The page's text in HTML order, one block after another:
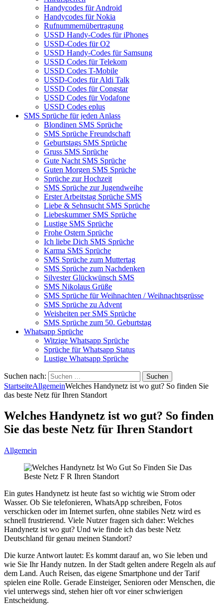
Handycodes für Android
Handycodes für Nokia
Rufnummernübertragung
USSD Handy-Codes für iPhones
USSD-Codes für O2
USSD Handy-Codes für Samsung
USSD Codes für Telekom
USSD Codes T-Mobile
USSD-Codes für Aldi Talk
USSD Codes für Congstar
USSD Codes für Vodafone
USSD Codes eplus
SMS Sprüche für jeden Anlass
Blondinen SMS Sprüche
SMS Sprüche Freundschaft
Geburtstags SMS Sprüche
Gruss SMS Sprüche
Gute Nacht SMS Sprüche
Guten Morgen SMS Sprüche
Sprüche zur Hochzeit
SMS Sprüche zur Jugendweihe
Erster Arbeitstag Sprüche SMS
Liebe & Sehnsucht SMS Sprüche
Liebeskummer SMS Sprüche
Lustige SMS Sprüche
Frohe Ostern Sprüche
Ich liebe Dich SMS Sprüche
Karma SMS Sprüche
SMS Sprüche zum Muttertag
SMS Sprüche zum Nachdenken
Silvester Glückwünsch SMS
SMS Nikolaus Grüße
SMS Sprüche für Weihnachten / Weihnachtsgrüsse
SMS Sprüche zu Advent
Weisheiten per SMS Sprüche
SMS Sprüche zum 50. Geburtstag
Whatsapp Sprüche
Witzige Whatsapp Sprüche
Sprüche für Whatsapp Status
Lustige Whatsapp Sprüche
Suchen nach:
StartseiteAllgemeinWelches Handynetz ist wo gut? So finden Sie
das beste Netz für Ihren Standort
Welches Handynetz ist wo gut? So finden
Sie das beste Netz für Ihren Standort
Allgemein
Ein gutes Handynetz ist heute fast so wichtig wie Strom oder
Wasser. Ob Sie telefonieren, WhatsApp schreiben, Fotos
verschicken oder im Internet surfen, ohne stabiles Netz wird es
schnell frustrierend. Viele Nutzer fragen sich daher: Welches
Handynetz ist wo gut? Und wie finde ich das beste Netz
Deutschland für genau meinen Standort?
Die kurze Antwort lautet: Es kommt darauf an, wo Sie leben und
wie Sie Ihr Handy nutzen. In der Stadt gelten andere Regeln als auf
dem Land. Auch Reisen, das eigene Smartphone und der Tarif
spielen eine Rolle. Gerade Einsteiger, Senioren oder Menschen, die
viel unterwegs sind, stehen hier oft vor einer schwierigen
Entscheidung.